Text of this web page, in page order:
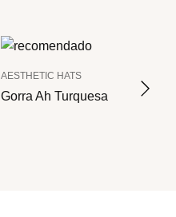
AESTHETIC HATS
Gorra Ah Turquesa